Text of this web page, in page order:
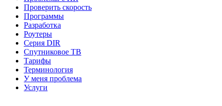
Проверить скорость
Программы
Разработка
Роутеры
Серия DIR
Спутниковое ТВ
Тарифы
Терминология
У меня проблема
Услуги